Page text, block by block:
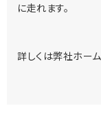
に走れます。
詳しくは弊社ホー